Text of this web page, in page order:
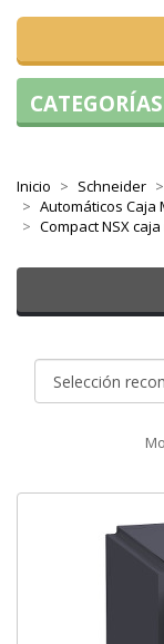
Inicio Schneider
Automáticos Caja
Compact NSX
CATEGORÍAS